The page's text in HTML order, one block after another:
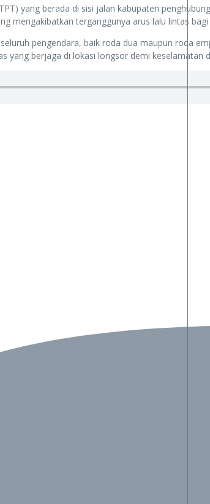
yang berada di sisi jalan kabupaten
mengakibatkan terganggunya arus lalu lintas
pengendara, baik roda dua maupun roda
yang berjaga di lokasi longsor demi keselamatan